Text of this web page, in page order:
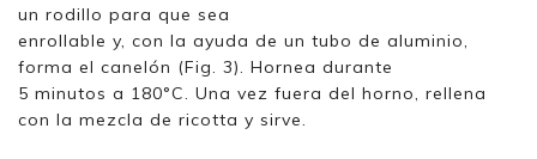
un rodillo para que sea
enrollable y, con la ayuda de un tubo de aluminio,
forma el canelón (Fig. 3). Hornea durante
5 minutos a 180°C. Una vez fuera del horno, rellena
con la mezcla de ricotta y sirve.